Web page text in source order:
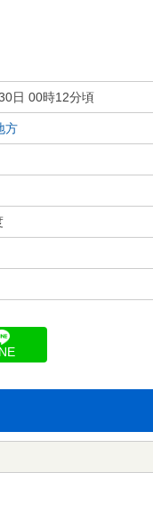
日 00時12分頃
方